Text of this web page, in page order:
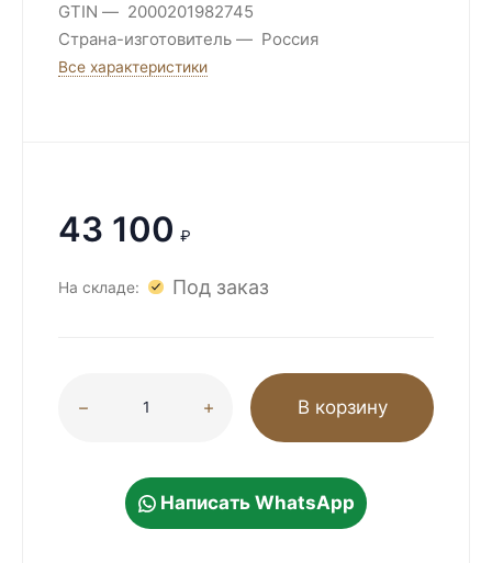
GTIN
2000201982745
Страна-изготовитель
Россия
Все характеристики
43 100 ₽
На складе: Под заказ
В корзину
Написать WhatsApp